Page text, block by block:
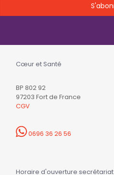
Cœur et Santé
BP 802 92
97203 Fort de France
CGV
0696 36 26 56
Horaire d'ouverture secrétariat